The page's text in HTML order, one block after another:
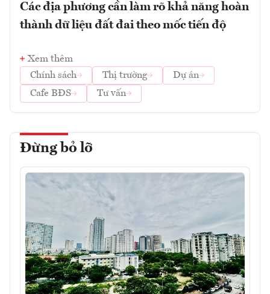
Các địa phương cần làm rõ khả năng hoàn
thành dữ liệu đất đai theo mốc tiến độ
Xem thêm
Chính sách
Thị trường
Dự án
Cafe BĐS
Tư vấn
Đừng bỏ lỡ